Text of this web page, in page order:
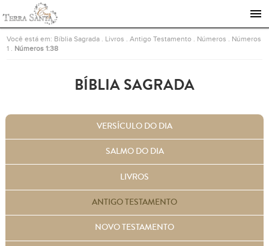
Ir para a página inicial
Você está em: Bíblia Sagrada Livros .Antigo Testamento Números
Números
1
Números 1:38
BÍBLIA SAGRADA
VERSÍCULO DO DIA
SALMO DO DIA
LIVROS
ANTIGO TESTAMENTO
NOVO TESTAMENTO